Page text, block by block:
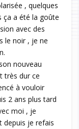
, quelques
ça a été la goûte
avec des
le noir , je ne
nouveau
très dur ce
à vouloir
2 ans plus tard
moi , je
depuis je refais